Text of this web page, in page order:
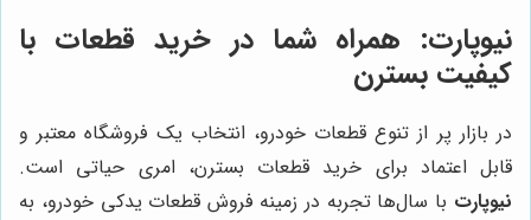
نیوپارت: همراه شما در خرید قطعات با
کیفیت بسترن
در بازار پر از تنوع قطعات خودرو، انتخاب یک فروشگاه معتبر و
قابل اعتماد برای خرید قطعات بسترن، امری حیاتی است.
نیوپارت با سال‌ها تجربه در زمینه فروش قطعات یدکی خودرو، به